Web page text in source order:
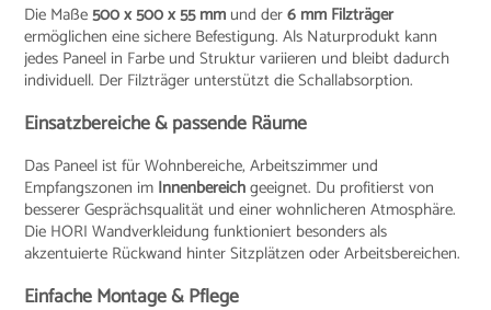
Die Maße500 x 500 x 55 mm und der6 mm Filzträger
ermöglichen eine sichere Befestigung. Als Naturprodukt kann
jedes Paneel in Farbe und Struktur variieren und bleibt dadurch
individuell. Der Filzträger unterstützt die Schallabsorption.
Einsatzbereiche & passende Räume
Das Paneel ist für Wohnbereiche, Arbeitszimmer und
Empfangszonen im Innenbereichgeeignet. Du profitierst von
besserer Gesprächsqualität und einer wohnlicheren Atmosphäre.
Die HORI Wandverkleidung funktioniert besonders als
akzentuierte Rückwand hinter Sitzplätzen oder Arbeitsbereichen.
Einfache Montage & Pflege